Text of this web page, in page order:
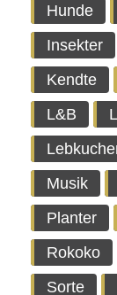
Hunde
Insekter
Kendte
L&B
Musik
Planter
Rokoko
Sorte